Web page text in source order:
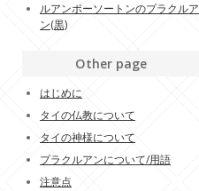
ルアンポーソートンのプラクルア
ン(黒)
Other page
はじめに
タイの仏教について
タイの神様について
プラクルアンについて/用語
注意点